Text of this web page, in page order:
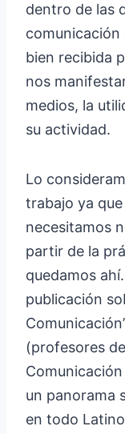
dentro de las
comunicación
bien recibida
nos
medios, la
su actividad.
Lo
trabajo ya
necesitamos
partir de la
quedamos
publicación
(profesores
un panorama
en todo